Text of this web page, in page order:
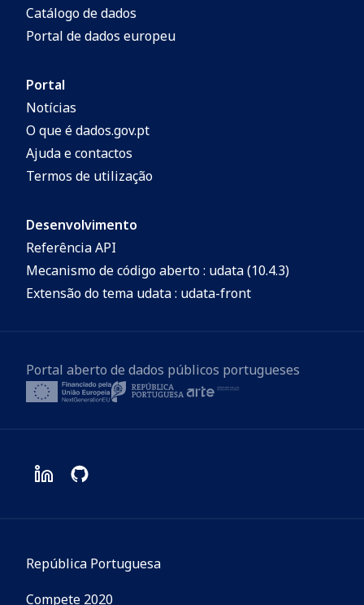
Catálogo de dados
Portal de dados europeu
Portal
Notícias
O que é dados.gov.pt
Ajuda e contactos
Termos de utilização
Desenvolvimento
Referência API
Mecanismo de código aberto : udata (10.4.3)
Extensão do tema udata : udata-front
Portal aberto de dados públicos portugueses
República Portuguesa
Compete 2020